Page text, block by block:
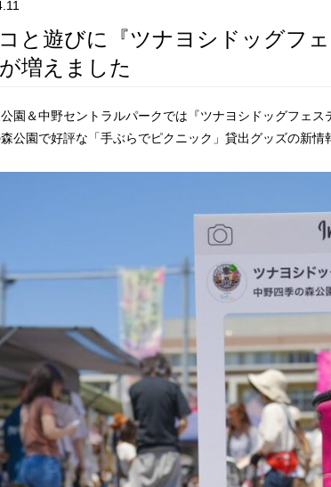
と遊びに『ツナヨシドッグフ
増えました
園＆中野セントラルパークでは『ツナヨシドッグフェス
公園で好評な「手ぶらでピクニック」貸出グッズの新情